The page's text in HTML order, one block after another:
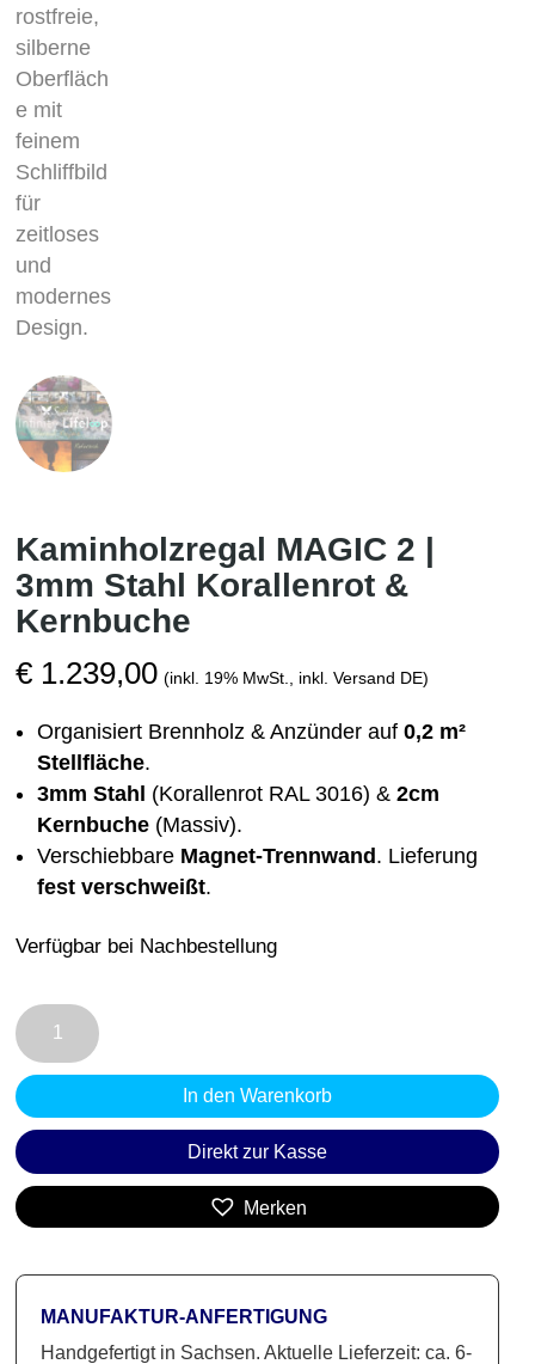
Kaminholzregal MAGIC 2 |
3mm Stahl Korallenrot &
Kernbuche
€ 1.239,00 (inkl. 19% MwSt., inkl. Versand DE)
Organisiert Brennholz & Anzünder auf0,2 m²
Stellfläche.
3mm Stahl (Korallenrot RAL 3016) &2cm
Kernbuche (Massiv).
Verschiebbare Magnet-Trennwand. Lieferung
fest verschweißt.
Verfügbar bei Nachbestellung
Kaminholzregal
MAGIC
2
|
3mm
Stahl
Korallenrot
Kernbuche
Menge
In den Warenkorb
Direkt zur Kasse
Merken
MANUFAKTUR-ANFERTIGUNG
Handgefertigt in Sachsen. Aktuelle Lieferzeit: ca. 6-